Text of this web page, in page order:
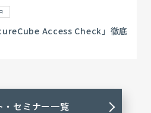
Access Check」徹底
・セミナー一覧